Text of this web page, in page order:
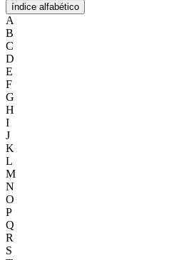
índice alfabético
A
B
C
D
E
F
G
H
I
J
K
L
M
N
O
P
Q
R
S